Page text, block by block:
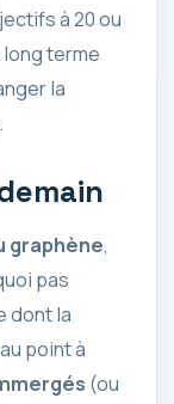
à 20 ou
terme
la
graphène,
pas
dont la
point à
(ou